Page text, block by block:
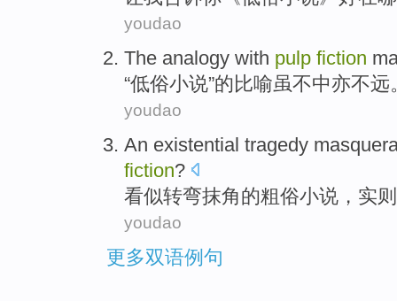
youdao
The analogy with pulp fiction
“低俗小说”的 比喻虽不中亦不远
youdao
An existential tragedy
fiction?
看似转弯抹角的粗俗小说 ，实则
youdao
更多双语例句